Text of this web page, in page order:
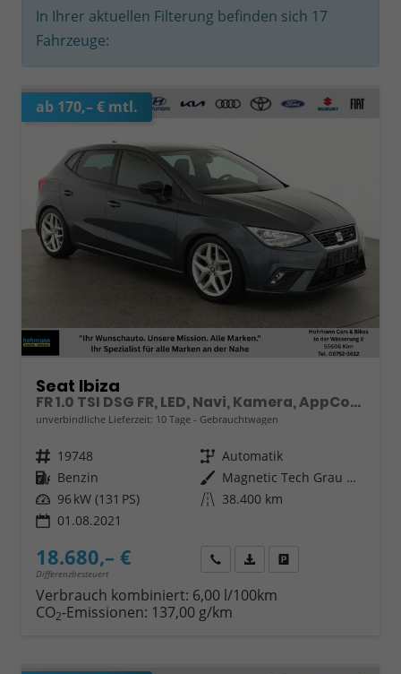
In Ihrer aktuellen Filterung befinden sich 17
Fahrzeuge:
ab 170,– € mtl.
Seat Ibiza
FR 1.0 TSI DSG FR, LED, Navi, Kamera, AppConnect, 17-Zoll
unverbindliche Lieferzeit: 10 Tage Gebrauchtwagen
Fahrzeugnr. 19748 Getriebe Automatik
Kraftstoff Benzin Außenfarbe
Magnetic Tech Grau Metallic
Leistung 96 kW (131 PS) Kilometerstand 38.400 km
01.08.2021
18.680,– €
Differenzbesteuert
Wir rufen Sie anFahrzeugexposé (PDF)
Verbrauch kombiniert: 6,00 l/100km
CO2-Emissionen: 137,00 g/km